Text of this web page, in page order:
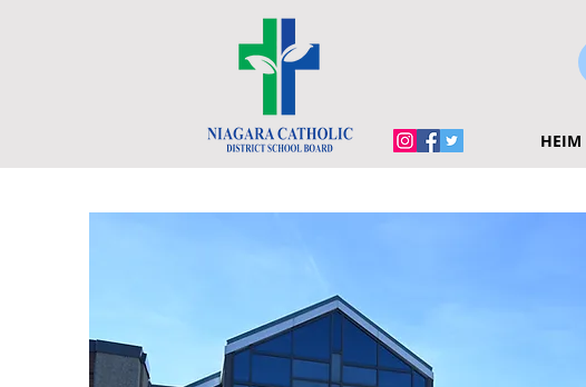
HEIM